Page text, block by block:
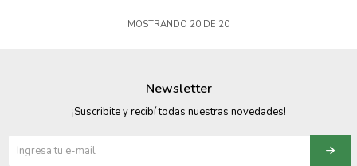
MOSTRANDO 20 DE 20
Newsletter
¡Suscribite y recibí todas nuestras novedades!